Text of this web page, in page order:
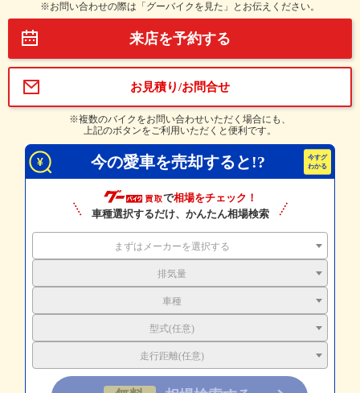
※お問い合わせの際は「グーバイクを見た」とお伝えください。
来店を予約する
お見積り/お問合せ
※複数のバイクをお問い合わせいただく場合にも、
上記のボタンをご利用いただくと便利です。
今の愛車を売却すると!?
で相場をチェック！
車種選択するだけ、かんたん相場検索
まずはメーカーを選択する
排気量
車種
型式(任意)
走行距離(任意)